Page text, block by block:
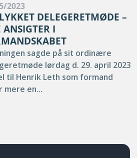
2023
DELEGERETMØDE –
ANSIGTER I
sagde på sit ordinære
lørdag d. 29. april 2023
til Henrik Leth som formand
mere en...